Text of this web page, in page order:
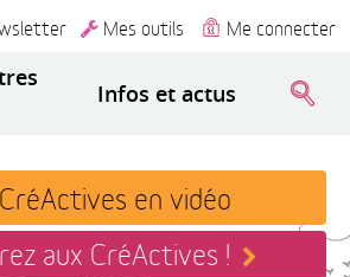
Mes outils Me connecter
Infos et actus
CréActives en vidéo
aux CréActives !